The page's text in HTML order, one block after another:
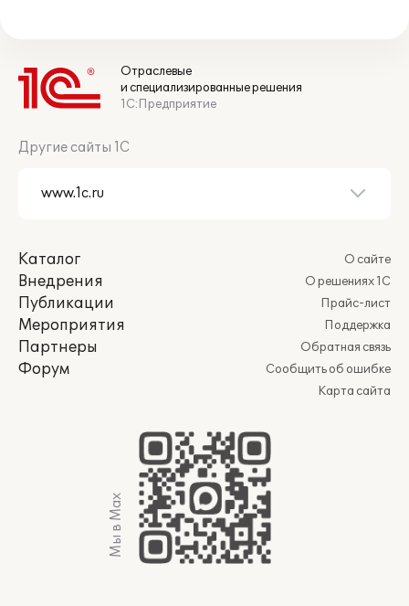
Отраслевые
и специализированные решения
1С:Предприятие
Другие сайты 1С
Каталог
Внедрения
Публикации
Мероприятия
Партнеры
Форум
О сайте
О решениях 1С
Прайс-лист
Поддержка
Обратная связь
Сообщить об ошибке
Карта сайта
Мы в Max